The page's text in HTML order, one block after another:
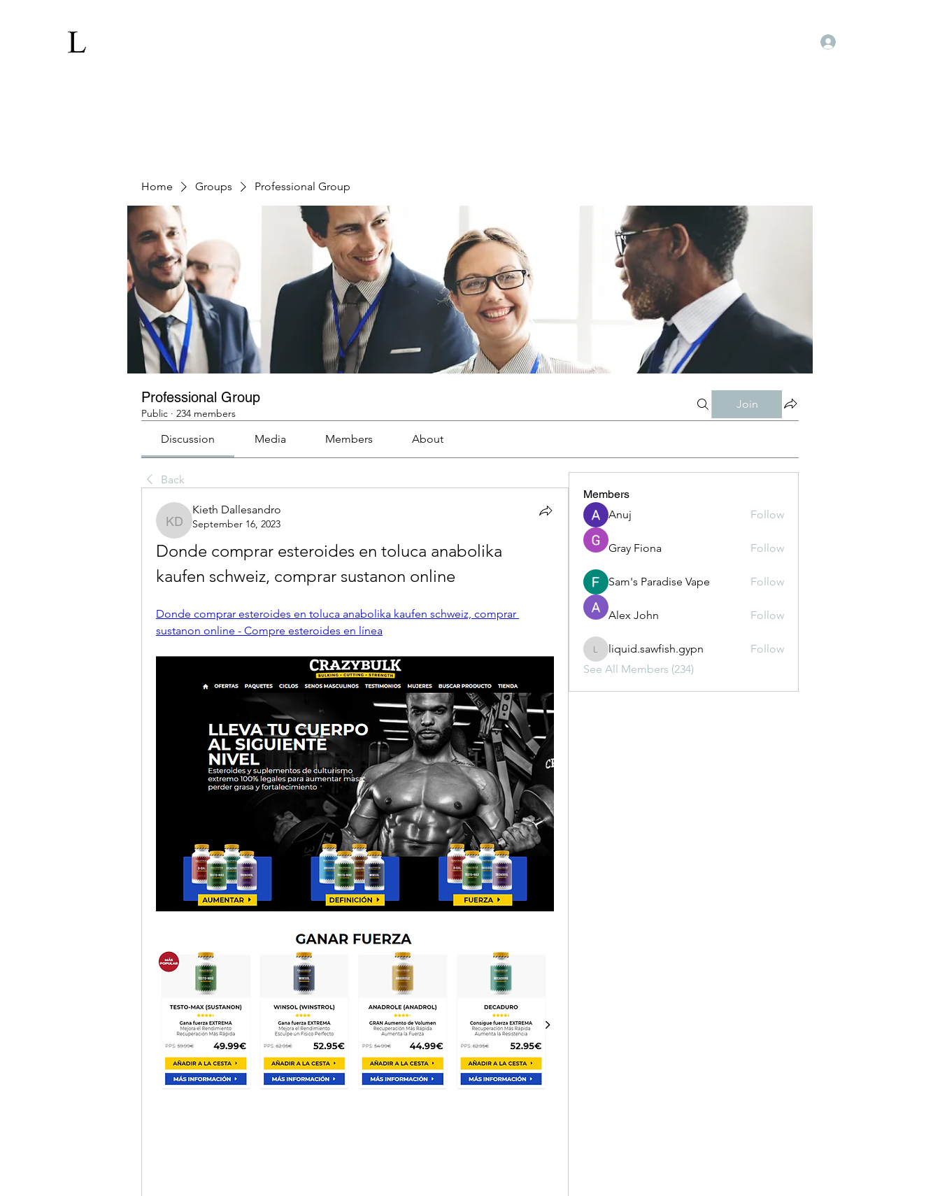
Home Groups Professional Group
Professional Group
Public · 234 members
Join
Discussion Media Members About
Back
Kieth Dallesandro
Kieth Dallesandro
September 16, 2023
Donde comprar esteroides en toluca anabolika
kaufen schweiz, comprar sustanon online
Donde comprar esteroides en toluca anabolika kaufen schweiz, comprar
sustanon online - Compre esteroides en línea
Members
Anuj
Follow
Gray Fiona Follow
Sam's Paradise Vape Follow
Alex John Follow
liquid.sawfish.gypn
liquid.sawfish.gypn
Follow
See All Members (234)